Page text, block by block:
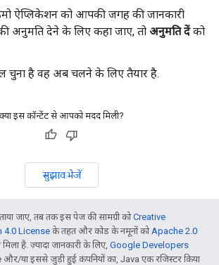
ऐप्लिकेशन को आपकी जगह की जानकारी
अनुमति देने के लिए कहा जाए, तो अनुमति देंको
चुना है वह अब चलने के लिए तैयार है.
इस कॉन्टेंट से आपको मदद मिली?
सुझाव भेजें
जाए, तब तक इस पेज की सामग्री कोCreative
4.0 License के तहत और कोड के नमूनों कोApache 2.0
है. ज़्यादा जानकारी के लिए, Google Developers
या इससे जुड़ी हुई कंपनियों का, Java एक रजिस्टर किया